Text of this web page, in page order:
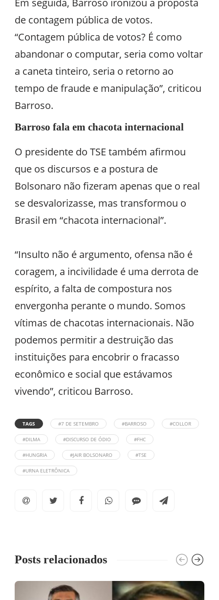
Em seguida, Barroso ironizou a proposta
de contagem pública de votos.
“Contagem pública de votos? É como
abandonar o computar, seria como voltar
a caneta tinteiro, seria o retorno ao
tempo de fraude e manipulação”, criticou
Barroso.
Barroso fala em chacota internacional
O presidente do TSE também afirmou
que os discursos e a postura de
Bolsonaro não fizeram apenas que o real
se desvalorizasse, mas transformou o
Brasil em “chacota internacional”.
“Insulto não é argumento, ofensa não é
coragem, a incivilidade é uma derrota de
espírito, a falta de compostura nos
envergonha perante o mundo. Somos
vítimas de chacotas internacionais. Não
podemos permitir a destruição das
instituições para encobrir o fracasso
econômico e social que estávamos
vivendo”, criticou Barroso.
TAGS #7 DE SETEMBRO #BARROSO #COLLOR
#DILMA #DISCURSO DE ÓDIO #FHC
#HUNGRIA #JAIR BOLSONARO #TSE
#URNA ELETRÔNICA
Posts relacionados